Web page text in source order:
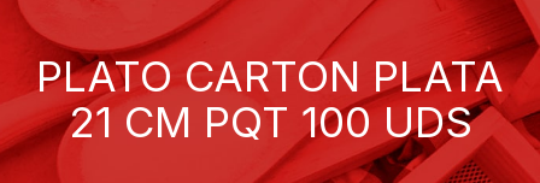
PLATO CARTON PLATA
21 CM PQT 100 UDS